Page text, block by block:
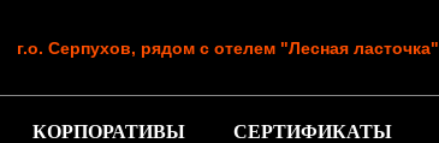
г.о. Серпухов, рядом с отелем "Лесная ласточка"
КОРПОРАТИВЫ СЕРТИФИКАТЫ